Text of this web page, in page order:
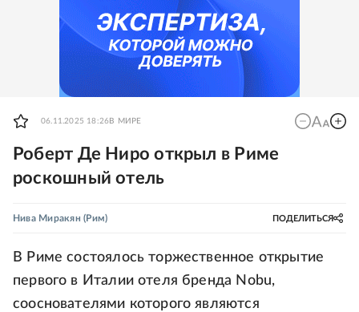
06.11.2025 18:26 В МИРЕ
Роберт Де Ниро открыл в Риме
роскошный отель
Нива Миракян (Рим) ПОДЕЛИТЬСЯ
В Риме состоялось торжественное открытие
первого в Италии отеля бренда Nobu,
сооснователями которого являются